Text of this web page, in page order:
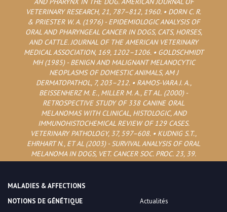
VETERINARY RESEARCH, 21, 787–812, 1960. • DORN C. R.
& PRIESTER W. A. (1976) - EPIDEMIOLOGIC ANALYSIS OF
ORAL AND PHARYNGEAL CANCER IN DOGS, CATS, HORSES,
AND CATTLE. JOURNAL OF THE AMERICAN VETERINARY
MEDICAL ASSOCIATION, 169, 1202–1206. • GOLDSCHMIDT
MH (1985) - BENIGN AND MALIGNANT MELANOCYTIC
NEOPLASMS OF DOMESTIC ANIMALS, AM J
DERMATOPATHOL, 7, 203–212. • RAMOS-VARA J. A.,
BEISSENHERZ M. E., MILLER M. A., ET AL. (2000) -
RETROSPECTIVE STUDY OF 338 CANINE ORAL
MELANOMAS WITH CLINICAL, HISTOLOGIC, AND
IMMUNOHISTOCHEMICAL REVIEW OF 129 CASES.
VETERINARY PATHOLOGY, 37, 597–608. • KUDNIG S.T.,
EHRHART N., ET AL (2003) - SURVIVAL ANALYSIS OF ORAL
MELANOMA IN DOGS, VET. CANCER SOC. PROC. 23, 39.
MALADIES & AFFECTIONS
NOTIONS DE GÉNÉTIQUE
Actualités